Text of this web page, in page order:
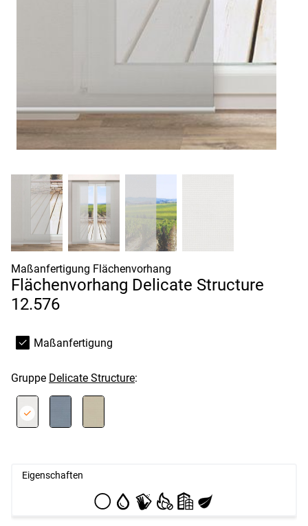
Maßanfertigung Flächenvorhang
Flächenvorhang Delicate Structure
12.576
Maßanfertigung
Gruppe Delicate Structure:
Eigenschaften